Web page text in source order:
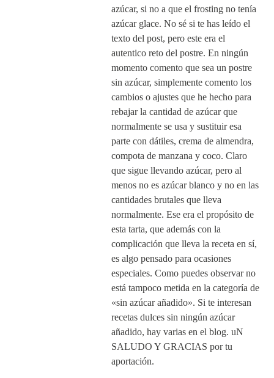
azúcar, si no a que el frosting no tenía
azúcar glace. No sé si te has leído el
texto del post, pero este era el
autentico reto del postre. En ningún
momento comento que sea un postre
sin azúcar, simplemente comento los
cambios o ajustes que he hecho para
rebajar la cantidad de azúcar que
normalmente se usa y sustituir esa
parte con dátiles, crema de almendra,
compota de manzana y coco. Claro
que sigue llevando azúcar, pero al
menos no es azúcar blanco y no en las
cantidades brutales que lleva
normalmente. Ese era el propósito de
esta tarta, que además con la
complicación que lleva la receta en sí,
es algo pensado para ocasiones
especiales. Como puedes observar no
está tampoco metida en la categoría de
«sin azúcar añadido». Si te interesan
recetas dulces sin ningún azúcar
añadido, hay varias en el blog. uN
SALUDO Y GRACIAS por tu
aportación.